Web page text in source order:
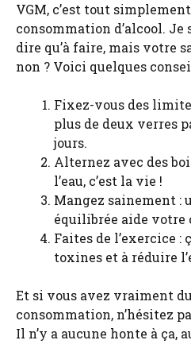
VGM, c’est tout
consommation d’alcool. Je
dire qu’à faire, mais votre
non ? Voici quelques
Fixez-vous des
plus de deux verres
jours.
Alternez avec des
l’eau, c’est la vie !
Mangez sainement :
équilibrée aide votre
Faites de l’exercice
toxines et à réduire
Et si vous avez vraiment
consommation, n’hésitez
Il n’y a aucune honte à ça,